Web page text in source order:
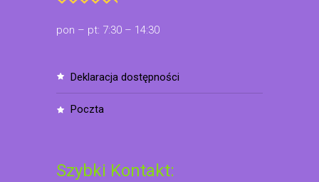
pon – pt: 7:30 – 14:30
deklaracja dostępności
poczta
Szybki Kontakt: